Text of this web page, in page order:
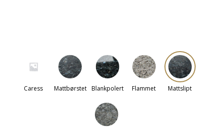
Caress Mattbørstet Blankpolert Flammet Mattslipt